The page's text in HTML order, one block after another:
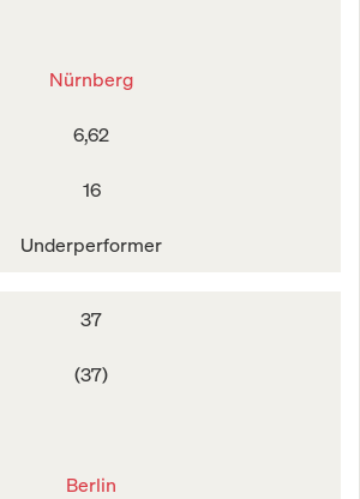
Nürnberg
6,62
16
Underperformer
37
(37)
Berlin